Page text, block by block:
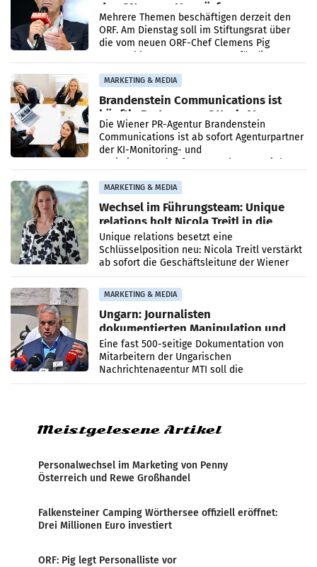
den SN gegen Vorwürfe
Mehrere Themen beschäftigen derzeit den
ORF. Am Dienstag soll im Stiftungsrat über
die vom neuen ORF-Chef Clemens Pig
vorgeschlagenen Besetzungen für die
MARKETING & MEDIA
Brandenstein Communications ist
künftig Partner von OtterlyAI
Die Wiener PR-Agentur Brandenstein
Communications ist ab sofort Agenturpartner
der KI-Monitoring- und
Optimierungsplattform OtterlyAI. Damit baut
MARKETING & MEDIA
Wechsel im Führungsteam: Unique
relations holt Nicola Treitl in die
Geschäftsleitung
Unique relations besetzt eine
Schlüsselposition neu: Nicola Treitl verstärkt
ab sofort die Geschäftsleitung der Wiener
PR-Agentur an der Seite von Josef Kalina und
Anna Kalina-Mahr.
MARKETING & MEDIA
Ungarn: Journalisten
dokumentierten Manipulation und
Zensur
Eine fast 500-seitige Dokumentation von
Mitarbeitern der Ungarischen
Nachrichtenagentur MTI soll die
systematische Nachrichten-Manipulation und
Meistgelesene Artikel
Personalwechsel im Marketing von Penny
Österreich und Rewe Großhandel
Falkensteiner Camping Wörthersee offiziell eröffnet:
Drei Millionen Euro investiert
ORF: Pig legt Personalliste vor